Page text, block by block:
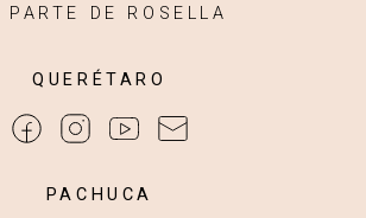
PARTE DE ROSELLA
QUERÉTARO
PACHUCA